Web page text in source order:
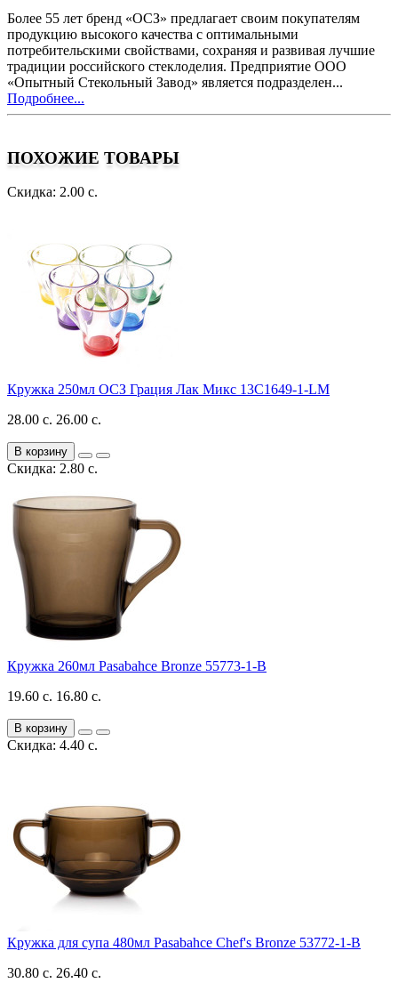
Более 55 лет бренд «ОСЗ» предлагает своим покупателям
продукцию высокого качества с оптимальными
потребительскими свойствами, сохраняя и развивая лучшие
традиции российского стеклоделия. Предприятие ООО
«Опытный Стекольный Завод» является подразделен...
Подробнее...
ПОХОЖИЕ ТОВАРЫ
Скидка: 2.00 с.
Кружка 250мл ОСЗ Грация Лак Микс 13C1649-1-LM
28.00 с. 26.00 с.
В корзину
Скидка: 2.80 с.
Кружка 260мл Pasabahce Bronze 55773-1-B
19.60 с. 16.80 с.
В корзину
Скидка: 4.40 с.
Кружка для супа 480мл Pasabahce Chef's Bronze 53772-1-B
30.80 с. 26.40 с.